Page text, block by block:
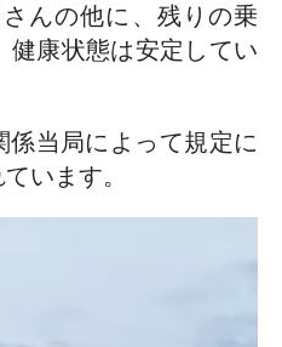
んの他に、残りの乗
健康状態は安定してい
当局によって規定に
います。